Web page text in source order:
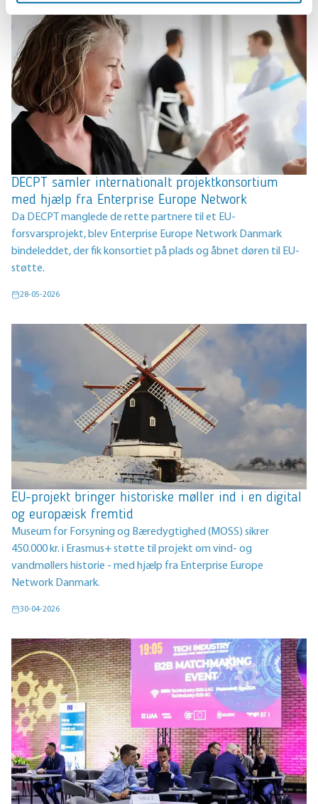
DECPT samler internationalt projektkonsortium
med hjælp fra Enterprise Europe Network
Da DECPT manglede de rette partnere til et EU-
forsvarsprojekt, blev Enterprise Europe Network Danmark
bindeleddet, der fik konsortiet på plads og åbnet døren til EU-
støtte.
28-05-2026
EU-projekt bringer historiske møller ind i en digital
og europæisk fremtid
Museum for Forsyning og Bæredygtighed (MOSS) sikrer
450.000 kr. i Erasmus+ støtte til projekt om vind- og
vandmøllers historie - med hjælp fra Enterprise Europe
Network Danmark.
30-04-2026